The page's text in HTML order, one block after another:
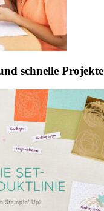
schnelle Projekte